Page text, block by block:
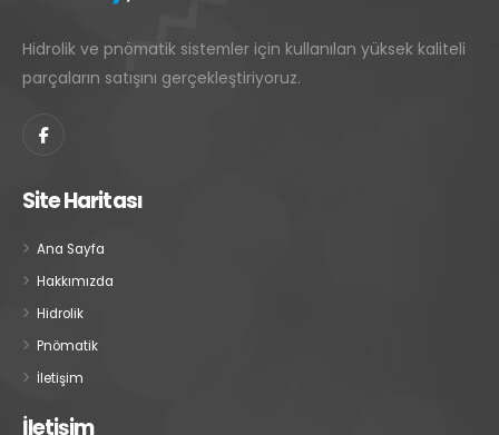
Hidrolik ve pnömatik sistemler için kullanılan yüksek kaliteli
parçaların satışını gerçekleştiriyoruz.
Site Haritası
Ana Sayfa
Hakkımızda
Hidrolik
Pnömatik
İletişim
İletişim